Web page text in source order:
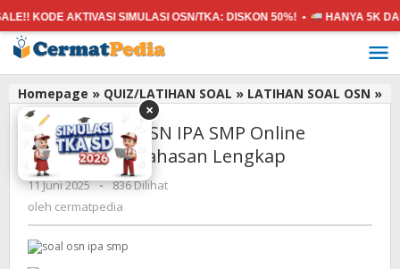
Lewati
ke
konten
AKTIVASI SIMULASI OSN/TKA:DISKON 50%! • HANYA 5KDAPAT
Homepage » QUIZ/LATIHAN SOAL » LATIHAN SOAL OSN »
Latihan Soal OSN IPA SMP Online
Beserta Pembahasan Lengkap
11 Juni 2025 oleh
cermatpedia
- 836 Dilihat
oleh cermatpedia
×